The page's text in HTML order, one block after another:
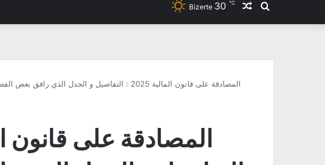
Rechercher
Article
Bizerte 30 ℃
المصادقة على قانون المالية 2025 : التفاصيل و الجدل الذي رافق بعض الفصول